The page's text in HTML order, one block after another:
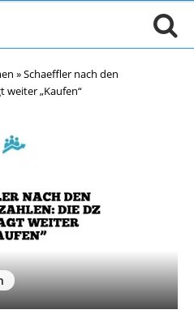
»Schaeffler nach den
weiter „Kaufen“